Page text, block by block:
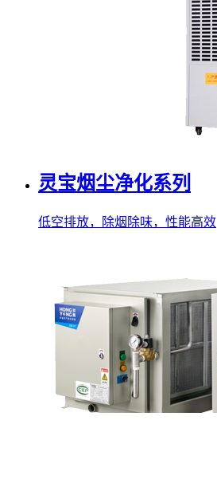
灵宝烟尘净化系列
低空排放，除烟除味，性能高效